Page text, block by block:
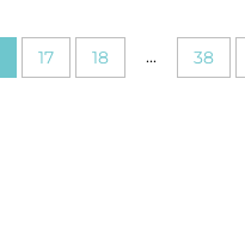
17 18 ... 38